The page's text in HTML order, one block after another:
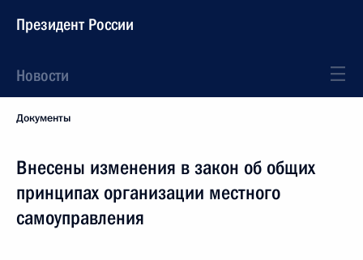
Президент России
Новости
Документы
Внесены изменения в закон об общих
принципах организации местного
самоуправления